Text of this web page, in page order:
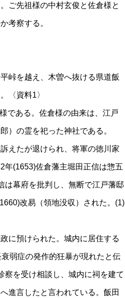
ご先祖様の中村玄俊と佐倉様と
考察する。
峠を越え、木曽へ抜ける県道飯
〈資料1〉
である。佐倉様の由来は、江戸
）の霊を祀った神社である。
えたが退けられ、将軍の徳川家
年(1653)佐倉藩主堀田正信は惣五
は幕府を批判し、無断で江戸藩邸
改易（領地没収）された。(1)
に預けられた。城内に居住する
弱症の発作的狂暴が現れたと伝
察を受け相談し、城内に祠を建て
進言したと言われている。飯田